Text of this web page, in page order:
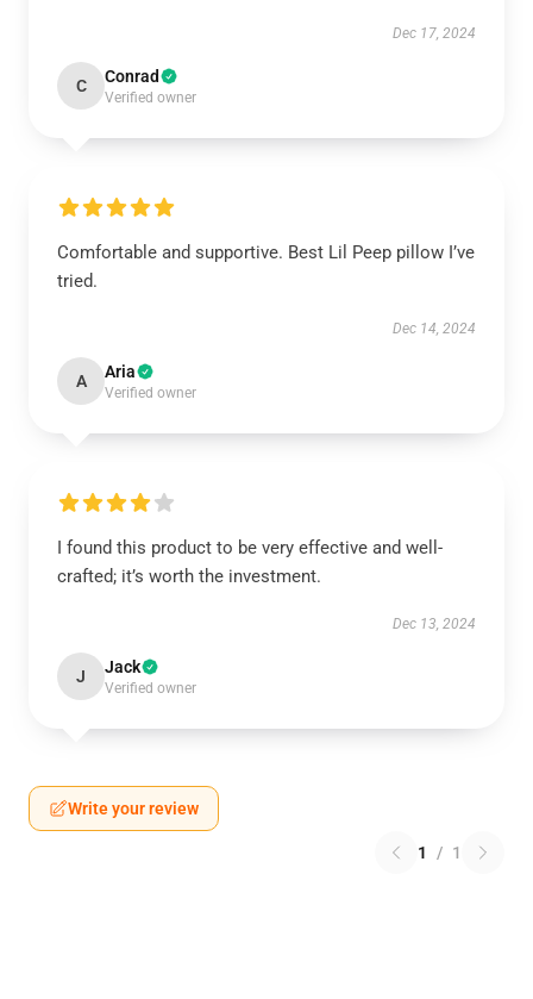
Dec 17, 2024
C Conrad
Verified owner
Comfortable and supportive. Best Lil Peep pillow I’ve
tried.
Dec 14, 2024
A Aria
Verified owner
I found this product to be very effective and well-
crafted; it’s worth the investment.
Dec 13, 2024
J Jack
Verified owner
Write your review
1 / 1